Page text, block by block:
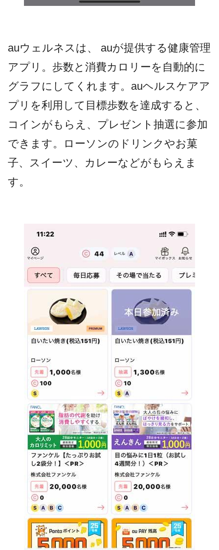
auウェルネスは、 auが提供する健康管理
アプリ。歩数と消費カロリーを自動的に
グラフにしてくれます。auヘルスケアア
プリを利用して目標歩数を達成すると、
コインがもらえ、プレゼント抽選に参加
できます。ローソンのドリンクやお菓
子、スイーツ、カレーなどがもらえま
す。